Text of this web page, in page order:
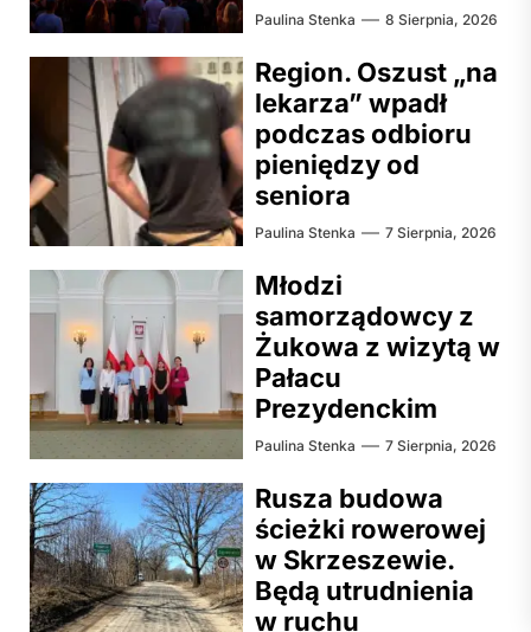
Paulina Stenka 8 Sierpnia, 2026
Region. Oszust „na
lekarza” wpadł
podczas odbioru
pieniędzy od
seniora
Paulina Stenka 7 Sierpnia, 2026
Młodzi
samorządowcy z
Żukowa z wizytą w
Pałacu
Prezydenckim
Paulina Stenka 7 Sierpnia, 2026
Rusza budowa
ścieżki rowerowej
w Skrzeszewie.
Będą utrudnienia
w ruchu